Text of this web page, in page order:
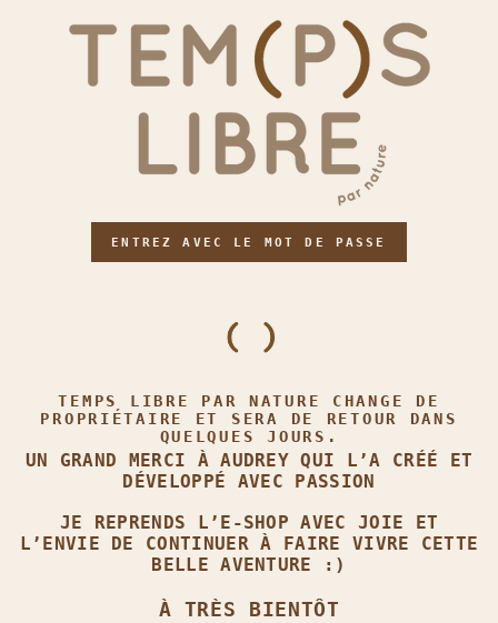
ENTREZ AVEC LE MOT DE PASSE
TEMPS LIBRE PAR NATURE CHANGE DE
PROPRIÉTAIRE ET SERA DE RETOUR DANS
QUELQUES JOURS.
UN GRAND MERCI À AUDREY QUI L’A CRÉÉ ET
DÉVELOPPÉ AVEC PASSION
JE REPRENDS L’E‑SHOP AVEC JOIE ET
L’ENVIE DE CONTINUER À FAIRE VIVRE CETTE
BELLE AVENTURE :)
À TRÈS BIENTÔT